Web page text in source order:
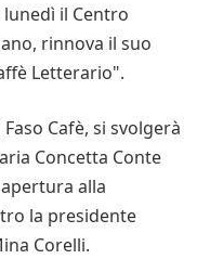
il Centro
rinnova il suo
Letterario".
Cafè, si svolgerà
Concetta Conte
alla
la presidente
Corelli.